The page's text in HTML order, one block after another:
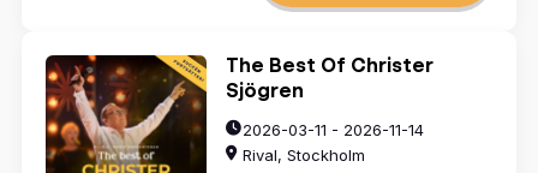
The Best Of Christer
Sjögren
2026-03-11 - 2026-11-14
Rival, Stockholm